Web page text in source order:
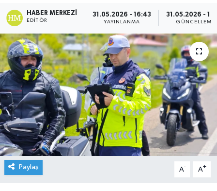
HABER MERKEZI
EDITÖR
31.05.2026 - 16:43
YAYINLANMA
31.05.2026 -
GÜNCELLEME
Paylaş A- A+